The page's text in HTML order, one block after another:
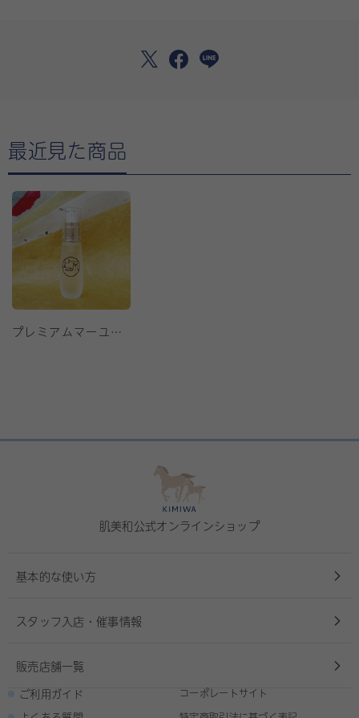
最近見た商品
プレミアムマーユオイル
肌美和公式オンラインショップ
基本的な使い方
スタッフ入店・催事情報
販売店舗一覧
ご利用ガイド
コーポレートサイト